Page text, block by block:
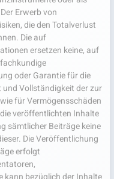
Erwerb von
die den Totalverlust
Die auf
ersetzen keine, auf
oder Garantie für die
Vollständigkeit der zur
für Vermögensschäden
veröffentlichten Inhalte
sämtlicher Beiträge keine
Die Veröffentlichung
erfolgt